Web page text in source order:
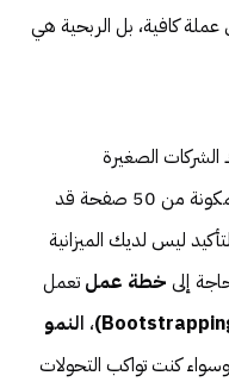
كافية، بل الربحية هي
الشركات الصغيرة
والمتوسطة، فإن خطة العمل التقليدية المكونة من 50 صفحة قد
ليس لديك الميزانية
إلى خطة عمل تعمل
، النمو
كنت تواكب التحولات